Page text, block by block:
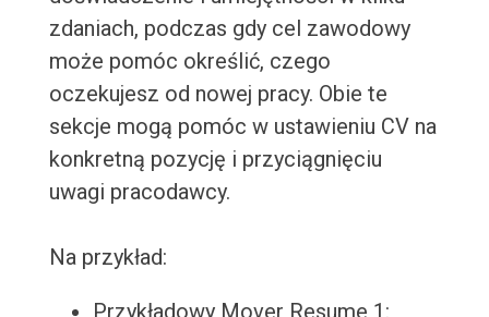
zdaniach, podczas gdy cel zawodowy
może pomóc określić, czego
oczekujesz od nowej pracy. Obie te
sekcje mogą pomóc w ustawieniu CV na
konkretną pozycję i przyciągnięciu
uwagi pracodawcy.
Na przykład:
Przykładowy Mover Resume 1: